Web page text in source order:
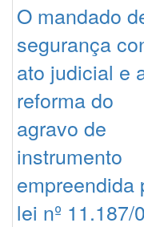
O mandado
segurança
ato judicial e
reforma do
agravo de
instrumento
empreendida
lei nº 11.187/